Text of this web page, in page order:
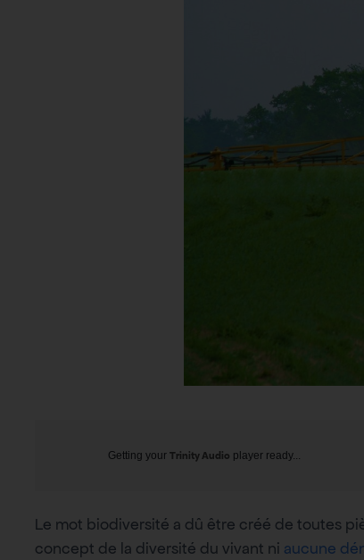
Getting your Trinity Audio player ready...
Le mot biodiversité a dû être créé de toutes
concept de la diversité du vivant ni aucune